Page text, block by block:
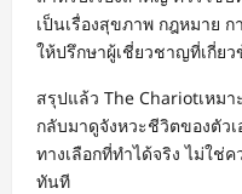
เป็นเรื่องสุขภาพ กฎหมาย
ให้ปรึกษาผู้เชี่ยวชาญที่เกี่ย
สรุปแล้ว The Chariotเหม
กลับมาดูจังหวะชีวิตของตัว
ทางเลือกที่ทำได้จริง ไม่ใช่
ทันที